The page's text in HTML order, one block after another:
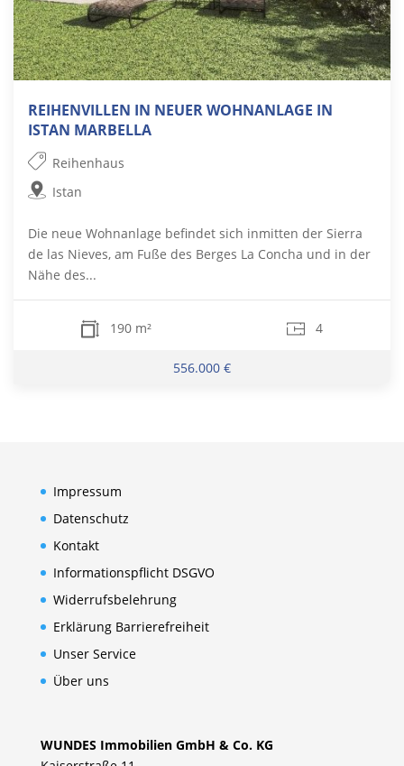
REIHENVILLEN IN NEUER WOHNANLAGE IN
ISTAN MARBELLA
Reihenhaus
Istan
Die neue Wohnanlage befindet sich inmitten der Sierra
de las Nieves, am Fuße des Berges La Concha und in der
Nähe des...
190 m² 4
556.000 €
Impressum
Datenschutz
Kontakt
Informationspflicht DSGVO
Widerrufsbelehrung
Erklärung Barrierefreiheit
Unser Service
Über uns
WUNDES Immobilien GmbH & Co. KG